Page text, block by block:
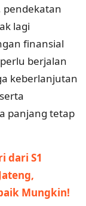
pendekatan
lagi
finansial
berjalan
keberlanjutan
panjang tetap
dari S1
Mungkin!